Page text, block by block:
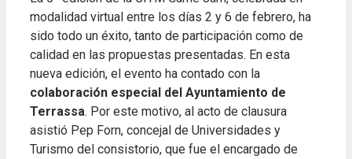
modalidad virtual entre los días 2 y 6 de febrero, ha
sido todo un éxito, tanto de participación como de
calidad en las propuestas presentadas. En esta
nueva edición, el evento ha contado con la
colaboración especial del Ayuntamiento de
Terrassa. Por este motivo, al acto de clausura
asistió Pep Forn, concejal de Universidades y
Turismo del consistorio, que fue el encargado de